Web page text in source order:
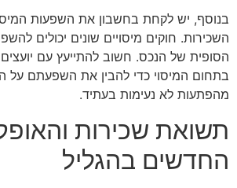
בנוסף, יש לקחת בחשבון את השפעות
השכירות. חוקים מיסויים שונים יכולים
הסופית של הנכס. חשוב להתייעץ עם
בתחום המיסוי כדי להבין את השפעתם על
מהפתעות לא נעימות בעתיד.
תשואת שכירות
החדשים בהגליל